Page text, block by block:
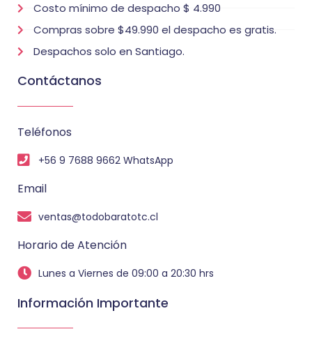
Costo mínimo de despacho $ 4.990
Compras sobre $49.990 el despacho es gratis.
Despachos solo en Santiago.
Contáctanos
Teléfonos
+56 9 7688 9662 WhatsApp
Email
ventas@todobaratotc.cl
Horario de Atención
Lunes a Viernes de 09:00 a 20:30 hrs
Información Importante